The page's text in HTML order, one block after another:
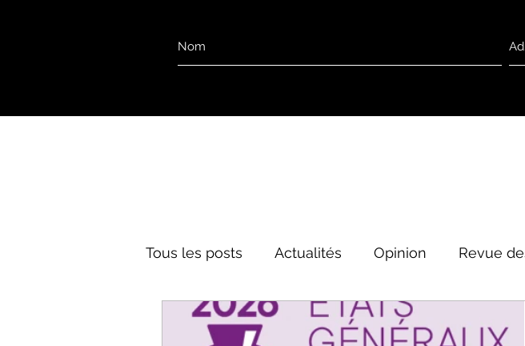
Tous les posts Actualités Opinion Revue
Culture&Divertissement Peinture&Photographie